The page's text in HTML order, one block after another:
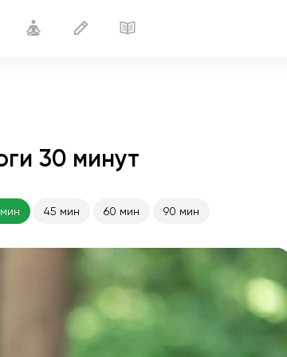
30 минут
45 мин 60 мин 90 мин